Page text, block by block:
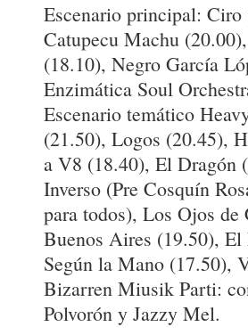
Escenario principal: Ciro
Catupecu Machu
(18.10), Negro García
Enzimática Soul
Escenario temático
(21.50), Logos (20.45),
a V8 (18.40), El Dragón
Inverso (Pre Cosquín
para todos), Los Ojos
Buenos Aires (19.50),
Según la Mano (17.50),
Bizarren Miusik Parti:
Polvorón y Jazzy Mel.